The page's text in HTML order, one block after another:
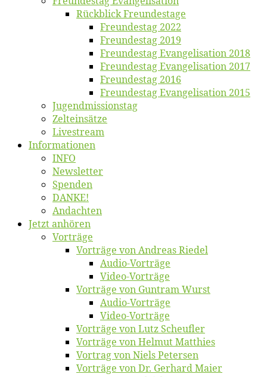
Rück­blick Freundestage
Freun­des­tag 2022
Freun­des­tag 2019
Freun­des­tag Evan­ge­li­sa­ti­on 2018
Freun­des­tag Evan­ge­li­sa­ti­on 2017
Freun­des­tag 2016
Freun­des­tag Evan­ge­li­sa­ti­on 2015
Jugend­mis­sions­tag
Zelt­ein­sät­ze
Live­stream
Informatio­nen
INFO
News­let­ter
Spen­den
DANKE!
An­dach­ten
Jetzt an­hö­ren
Vor­trä­ge
Vor­trä­ge von An­dre­as Riedel
Au­dio-Vor­trä­ge
Vi­deo-Vor­trä­ge
Vor­trä­ge von Gun­tram Wurst
Au­dio-Vor­trä­ge
Vi­deo-Vor­trä­ge
Vor­trä­ge von Lutz Scheufler
Vor­trä­ge von Hel­mut Matthies
Vor­trag von Niels Petersen
Vor­trä­ge von Dr. Ger­hard Maier